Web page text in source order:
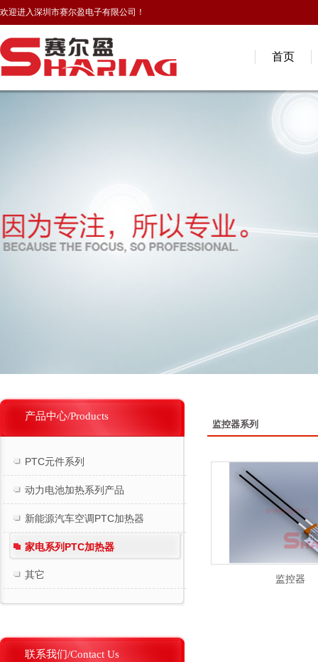
欢迎进入深圳市赛尔盈电子有限公司！
首页
产品中心/Products
PTC元件系列
动力电池加热系列产品
新能源汽车空调PTC加热器
家电系列PTC加热器
其它
联系我们/Contact Us
监控器系列
监控器